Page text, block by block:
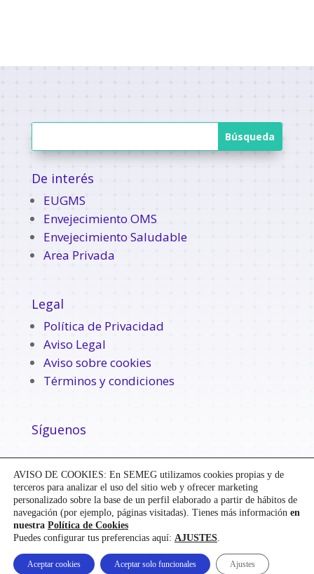
De interés
EUGMS
Envejecimiento OMS
Envejecimiento Saludable
Area Privada
Legal
Política de Privacidad
Aviso Legal
Aviso sobre cookies
Términos y condiciones
Síguenos
Diseñado y desarrollado porMensaje|
AVISO DE COOKIES: En SEMEG utilizamos cookies propias y de
terceros para analizar el uso del sitio web y ofrecer marketing
personalizado sobre la base de un perfil elaborado a partir de hábitos de
navegación (por ejemplo, páginas visitadas). Tienes más información en
nuestra Política de Cookies
Puedes configurar tus preferencias aquí: AJUSTES.
Aceptar cookies Aceptar solo funcionales Ajustes